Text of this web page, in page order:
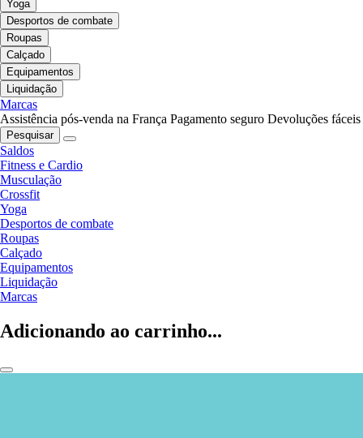
Yoga
Desportos de combate
Roupas
Calçado
Equipamentos
Liquidação
Marcas
Assistência pós-venda na França Pagamento seguro Devoluções fáceis
Pesquisar
Saldos
Fitness e Cardio
Musculação
Crossfit
Yoga
Desportos de combate
Roupas
Calçado
Equipamentos
Liquidação
Marcas
Adicionando ao carrinho...